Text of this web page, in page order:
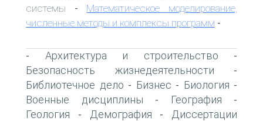
системы - Математическое моделирование,
численные методы и комплексы программ -
- Архитектура и строительство -
Безопасность жизнедеятельности -
Библиотечное дело - Бизнес - Биология -
Военные дисциплины - География -
Геология - Демография -
Диссертации